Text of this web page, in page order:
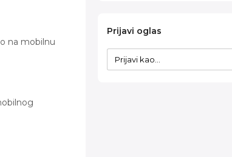
na mobilnu
Prijavi oglas